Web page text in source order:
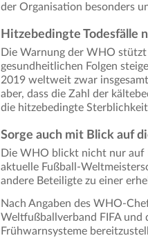
der Organisation besonders
Hitzebedingte Todesfälle
Die Warnung der WHO
gesundheitlichen Folgen
2019 weltweit zwar
aber, dass die Zahl der
die hitzebedingte
Sorge auch mit Blick auf
Die WHO blickt nicht nur auf
aktuelle Fußball-
andere Beteiligte zu einer
Nach Angaben des WHO-
Weltfußballverband FIFA und
Frühwarnsysteme